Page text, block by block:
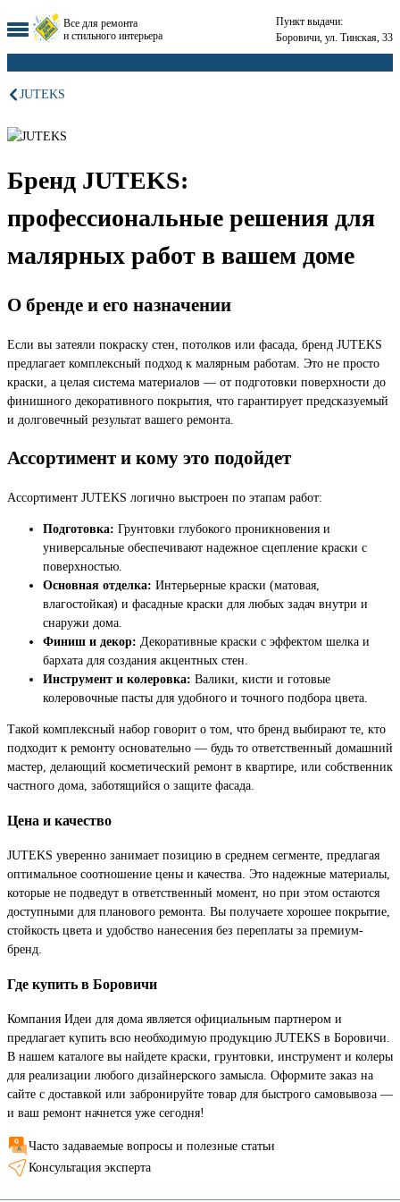
Все для ремонта
и стильного интерьера
Пункт выдачи:
Боровичи, ул. Тинская, 33
JUTEKS
Бренд JUTEKS:
профессиональные решения для
малярных работ в вашем доме
О бренде и его назначении
Если вы затеяли покраску стен, потолков или фасада, бренд JUTEKS
предлагает комплексный подход к малярным работам. Это не просто
краски, а целая система материалов — от подготовки поверхности до
финишного декоративного покрытия, что гарантирует предсказуемый
и долговечный результат вашего ремонта.
Ассортимент и кому это подойдет
Ассортимент JUTEKS логично выстроен по этапам работ:
Подготовка: Грунтовки глубокого проникновения и
универсальные обеспечивают надежное сцепление краски с
поверхностью.
Основная отделка: Интерьерные краски (матовая,
влагостойкая) и фасадные краски для любых задач внутри и
снаружи дома.
Финиш и декор: Декоративные краски с эффектом шелка и
бархата для создания акцентных стен.
Инструмент и колеровка: Валики, кисти и готовые
колеровочные пасты для удобного и точного подбора цвета.
Такой комплексный набор говорит о том, что бренд выбирают те, кто
подходит к ремонту основательно — будь то ответственный домашний
мастер, делающий косметический ремонт в квартире, или собственник
частного дома, заботящийся о защите фасада.
Цена и качество
JUTEKS уверенно занимает позицию в среднем сегменте, предлагая
оптимальное соотношение цены и качества. Это надежные материалы,
которые не подведут в ответственный момент, но при этом остаются
доступными для планового ремонта. Вы получаете хорошее покрытие,
стойкость цвета и удобство нанесения без переплаты за премиум-
бренд.
Где купить в Боровичи
Компания Идеи для дома является официальным партнером и
предлагает купить всю необходимую продукцию JUTEKS в Боровичи.
В нашем каталоге вы найдете краски, грунтовки, инструмент и колеры
для реализации любого дизайнерского замысла. Оформите заказ на
сайте с доставкой или забронируйте товар для быстрого самовывоза —
и ваш ремонт начнется уже сегодня!
Часто задаваемые вопросы и полезные статьи
Консультация эксперта